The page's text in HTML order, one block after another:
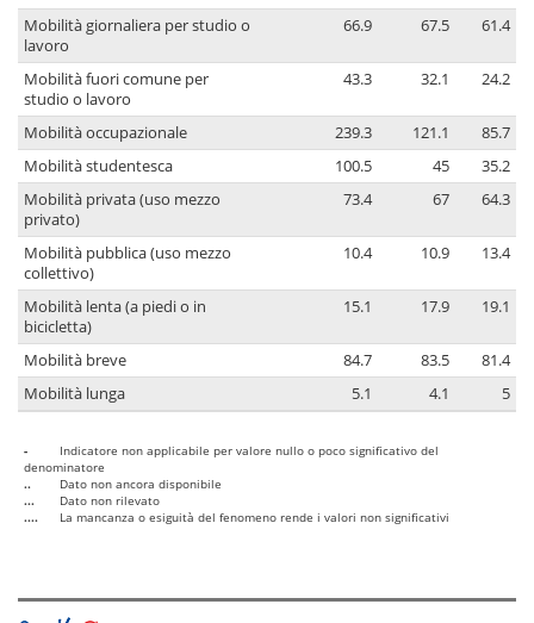
Mobilità giornaliera per studio o
lavoro
66.9 67.5 61.4
Mobilità fuori comune per
studio o lavoro
43.3 32.1 24.2
Mobilità occupazionale 239.3 121.1
85.7
Mobilità studentesca
100.5 45
35.2
Mobilità privata (uso mezzo
privato)
73.4 67 64.3
Mobilità pubblica (uso mezzo
collettivo)
10.4 10.9 13.4
Mobilità lenta (a piedi o in
bicicletta)
15.1 17.9 19.1
Mobilità breve 84.7 83.5
81.4
Mobilità lunga
5.1 4.1 5
-
Indicatore non applicabile per valore nullo o poco significativo del
denominatore
..
Dato non ancora disponibile
...
Dato non rilevato
....
La mancanza o esiguità del fenomeno rende i valori non significativi